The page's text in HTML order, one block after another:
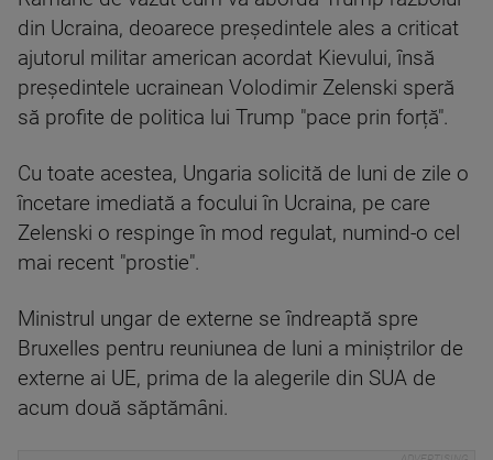
din Ucraina, deoarece președintele ales a criticat
ajutorul militar american acordat Kievului, însă
președintele ucrainean Volodimir Zelenski speră
să profite de politica lui Trump "pace prin forță".
Cu toate acestea, Ungaria solicită de luni de zile o
încetare imediată a focului în Ucraina, pe care
Zelenski o respinge în mod regulat, numind-o cel
mai recent "prostie".
Ministrul ungar de externe se îndreaptă spre
Bruxelles pentru reuniunea de luni a miniștrilor de
externe ai UE, prima de la alegerile din SUA de
acum două săptămâni.